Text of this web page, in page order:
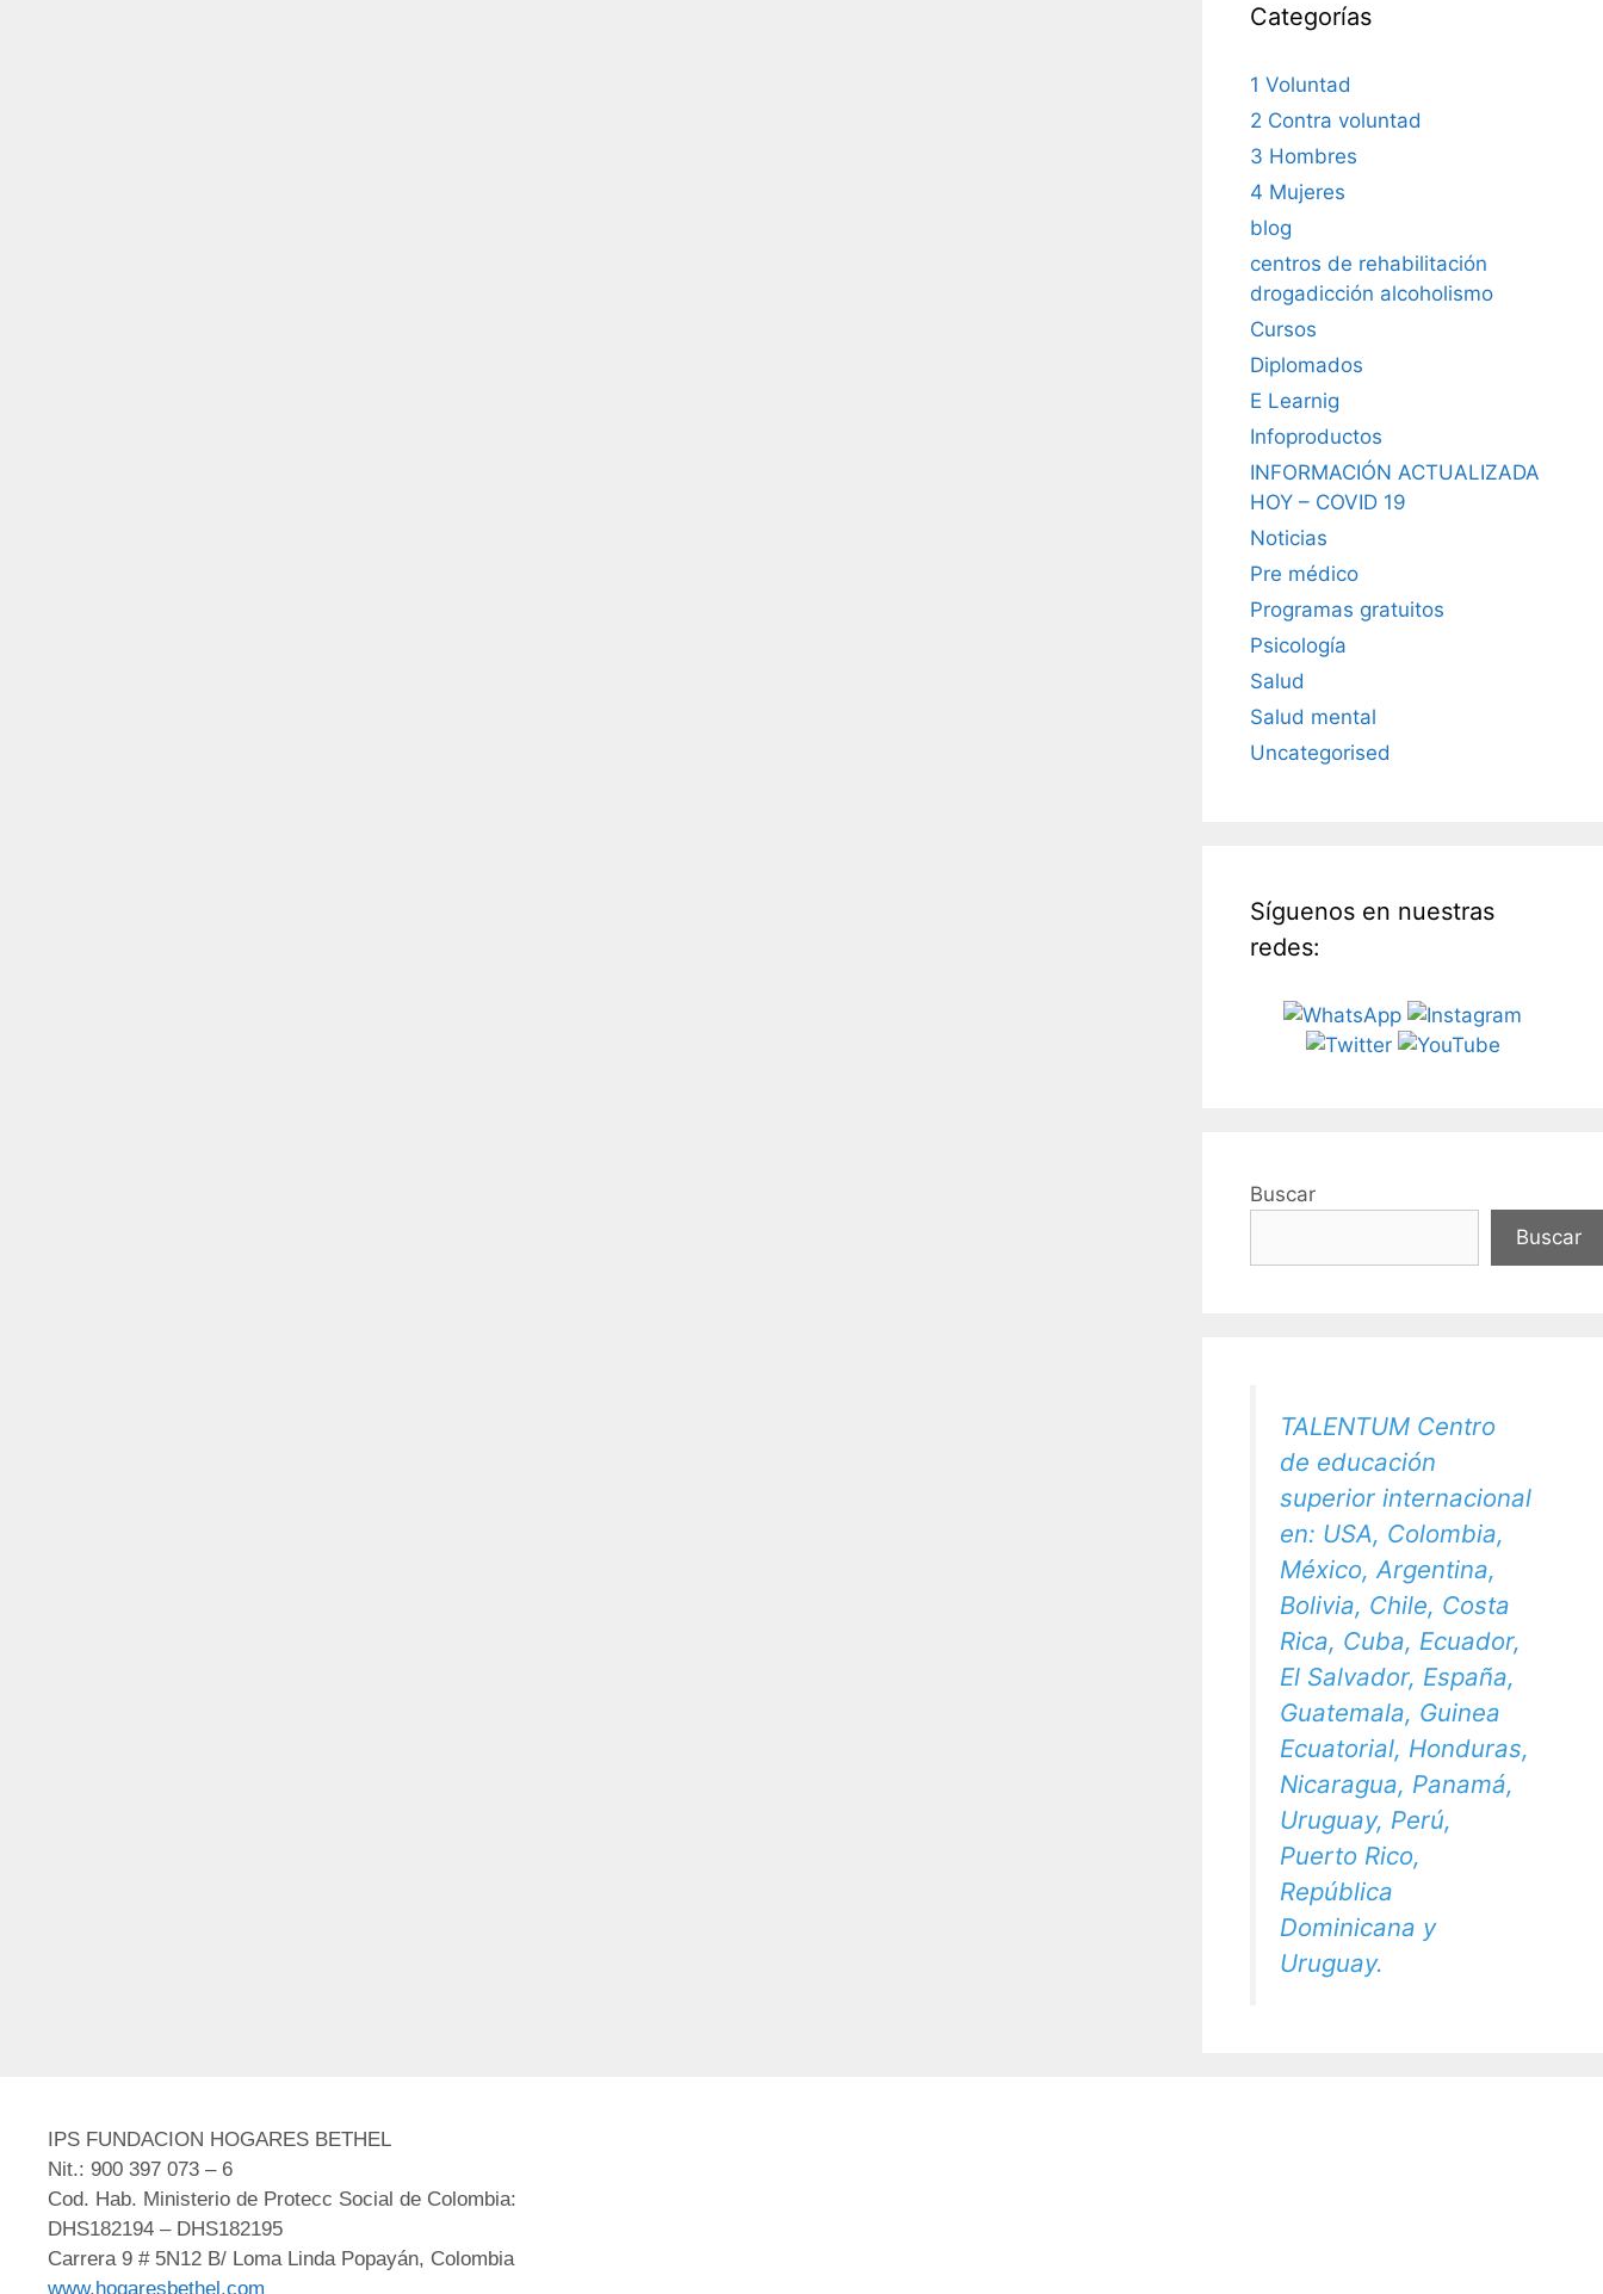
Categorías
1 Voluntad
2 Contra voluntad
3 Hombres
4 Mujeres
blog
centros de rehabilitación
drogadicción alcoholismo
Cursos
Diplomados
E Learnig
Infoproductos
INFORMACIÓN ACTUALIZADA
HOY – COVID 19
Noticias
Pre médico
Programas gratuitos
Psicología
Salud
Salud mental
Uncategorised
Síguenos en nuestras
redes:
Buscar
Buscar
TALENTUM Centro
de educación
superior internacional
en: USA, Colombia,
México, Argentina,
Bolivia, Chile, Costa
Rica, Cuba, Ecuador,
El Salvador, España,
Guatemala, Guinea
Ecuatorial, Honduras,
Nicaragua, Panamá,
Uruguay, Perú,
Puerto Rico,
República
Dominicana y
Uruguay.
IPS FUNDACION HOGARES BETHEL
Nit.: 900 397 073 – 6
Cod. Hab. Ministerio de Protecc Social de Colombia:
DHS182194 – DHS182195
Carrera 9 # 5N12 B/ Loma Linda Popayán, Colombia
www.hogaresbethel.com